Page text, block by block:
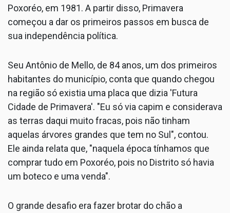
Poxoréo, em 1981. A partir disso, Primavera
começou a dar os primeiros passos em busca de
sua independência política.
Seu Antônio de Mello, de 84 anos, um dos primeiros
habitantes do município, conta que quando chegou
na região só existia uma placa que dizia 'Futura
Cidade de Primavera'. "Eu só via capim e considerava
as terras daqui muito fracas, pois não tinham
aquelas árvores grandes que tem no Sul", contou.
Ele ainda relata que, "naquela época tínhamos que
comprar tudo em Poxoréo, pois no Distrito só havia
um boteco e uma venda".
O grande desafio era fazer brotar do chão a